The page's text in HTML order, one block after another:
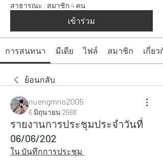
สาธารณะ · สมาชิก 4 คน
เข้าร่วม
การสนทนา มีเดีย ไฟล์ สมาชิก เกี่ยว
ย้อนกลับ
nuengmno2005
6 มิถุนายน 2568
รายงานการประชุมประจำวันที่
06/06/202
ใน บันทึกการประชุม